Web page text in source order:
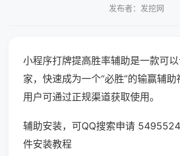
发布者：发挖网
小程序打牌提高胜率辅助是一款可
家，快速成为一个“必胜”的输赢辅
用户可通过正规渠道获取使用。
辅助安装，可QQ搜索申请
件安装教程